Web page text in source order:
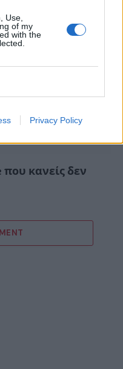
Use,
of my
with the
Privacy Policy
κανείς δεν